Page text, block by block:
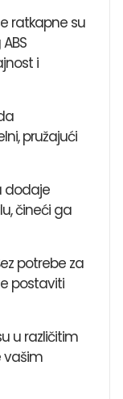
ratkapne su
i
pružajući
dodaje
čineći ga
potrebe za
postaviti
u različitim
vašim